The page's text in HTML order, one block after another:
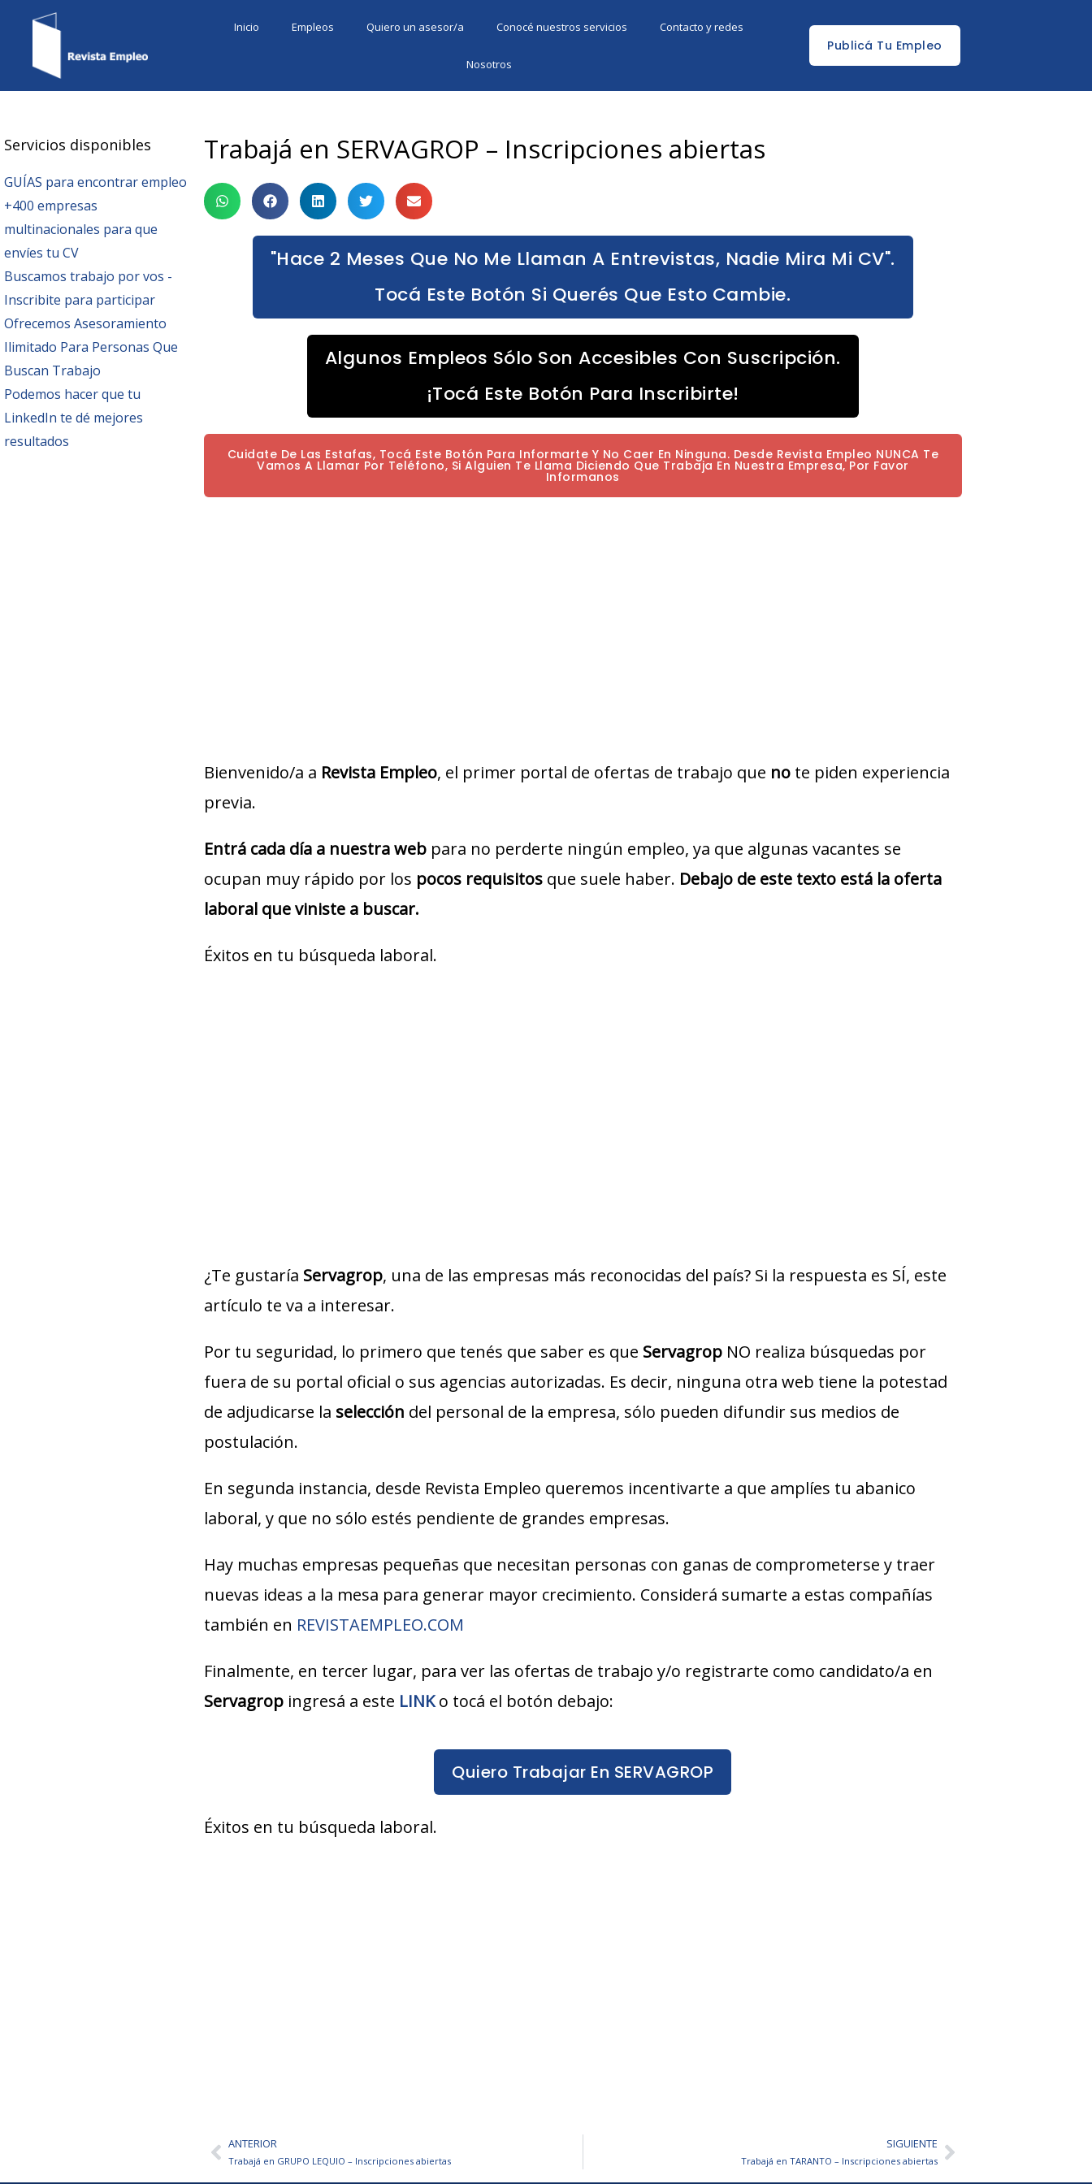
Inicio Empleos Quiero un asesor/a Conocé nuestros servicios Contacto y redes
Nosotros
Publicá Tu Empleo
Servicios disponibles
GUÍAS para encontrar empleo
+400 empresas
multinacionales para que
envíes tu CV
Buscamos trabajo por vos -
Inscribite para participar
Ofrecemos Asesoramiento
Ilimitado Para Personas Que
Buscan Trabajo
Podemos hacer que tu
LinkedIn te dé mejores
resultados
Trabajá en SERVAGROP – Inscripciones abiertas
"Hace 2 Meses Que No Me Llaman A Entrevistas, Nadie Mira Mi CV".
Tocá Este Botón Si Querés Que Esto Cambie.
Algunos Empleos Sólo Son Accesibles Con Suscripción.
¡Tocá Este Botón Para Inscribirte!
Cuidate De Las Estafas, Tocá Este Botón Para Informarte Y No Caer En Ninguna. Desde Revista Empleo NUNCA Te
Vamos A Llamar Por Teléfono, Si Alguien Te Llama Diciendo Que Trabaja En Nuestra Empresa, Por Favor
Informanos
Bienvenido/a a Revista Empleo, el primer portal de ofertas de trabajo que note piden experiencia
previa.
Entrá cada día a nuestra web para no perderte ningún empleo, ya que algunas vacantes se
ocupan muy rápido por los pocos requisitosque suele haber. Debajo de este texto está la oferta
laboral que viniste a buscar.
Éxitos en tu búsqueda laboral.
¿Te gustaría Servagrop, una de las empresas más reconocidas del país? Si la respuesta es SÍ, este
artículo te va a interesar.
Por tu seguridad, lo primero que tenés que saber es que ServagropNO realiza búsquedas por
fuera de su portal oficial o sus agencias autorizadas. Es decir, ninguna otra web tiene la potestad
de adjudicarse la selección del personal de la empresa, sólo pueden difundir sus medios de
postulación.
En segunda instancia, desde Revista Empleo queremos incentivarte a que amplíes tu abanico
laboral, y que no sólo estés pendiente de grandes empresas.
Hay muchas empresas pequeñas que necesitan personas con ganas de comprometerse y traer
nuevas ideas a la mesa para generar mayor crecimiento. Considerá sumarte a estas compañías
también en REVISTAEMPLEO.COM
Finalmente, en tercer lugar, para ver las ofertas de trabajo y/o registrarte como candidato/a en
Servagropingresá a este LINKo tocá el botón debajo:
Quiero Trabajar En SERVAGROP
Éxitos en tu búsqueda laboral.
AntANTERIOR
Trabajá en GRUPO LEQUIO – Inscripciones abiertas
SIGUIENTE
Trabajá en TARANTO – Inscripciones abiertasSiguiente